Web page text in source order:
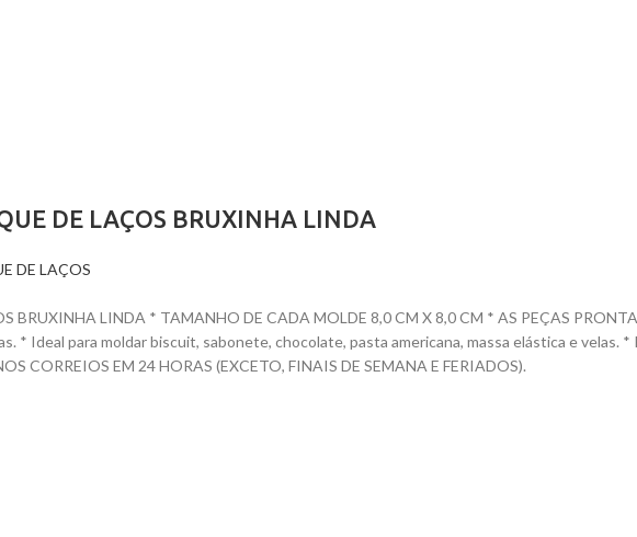
DE LAÇOS BRUXINHA LINDA
DE LAÇOS
BRUXINHA LINDA * TAMANHO DE CADA MOLDE 8,0 CM X 8,0 CM * AS PEÇAS
* Ideal para moldar biscuit, sabonete, chocolate, pasta americana, massa elástica e velas.
CORREIOS EM 24 HORAS (EXCETO, FINAIS DE SEMANA E FERIADOS).